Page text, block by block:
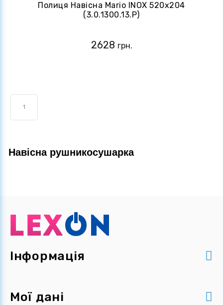
Полиця Навісна Mario INOX 520х204
(3.0.1300.13.P)
2628 грн.
1
Навісна рушникосушарка
Інформація
Мої дані